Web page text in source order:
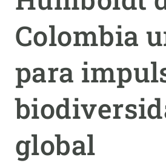
Colombia
para
global
NOTICIAS Y AGENDA